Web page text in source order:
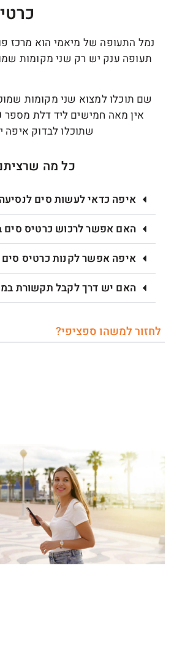
נמל התעופה של מיאמי הוא מרכז
תעופה ענק יש רק שני מקומות
שתוכלו לבדוק
כל מה
איפה כדאי לעשות סים
האם אפשר לרכוש כרטיס
איפה אפשר לקנות כרטיס סים
האם יש דרך לקבל תקשורת
לחזור למשהו ספציפי?